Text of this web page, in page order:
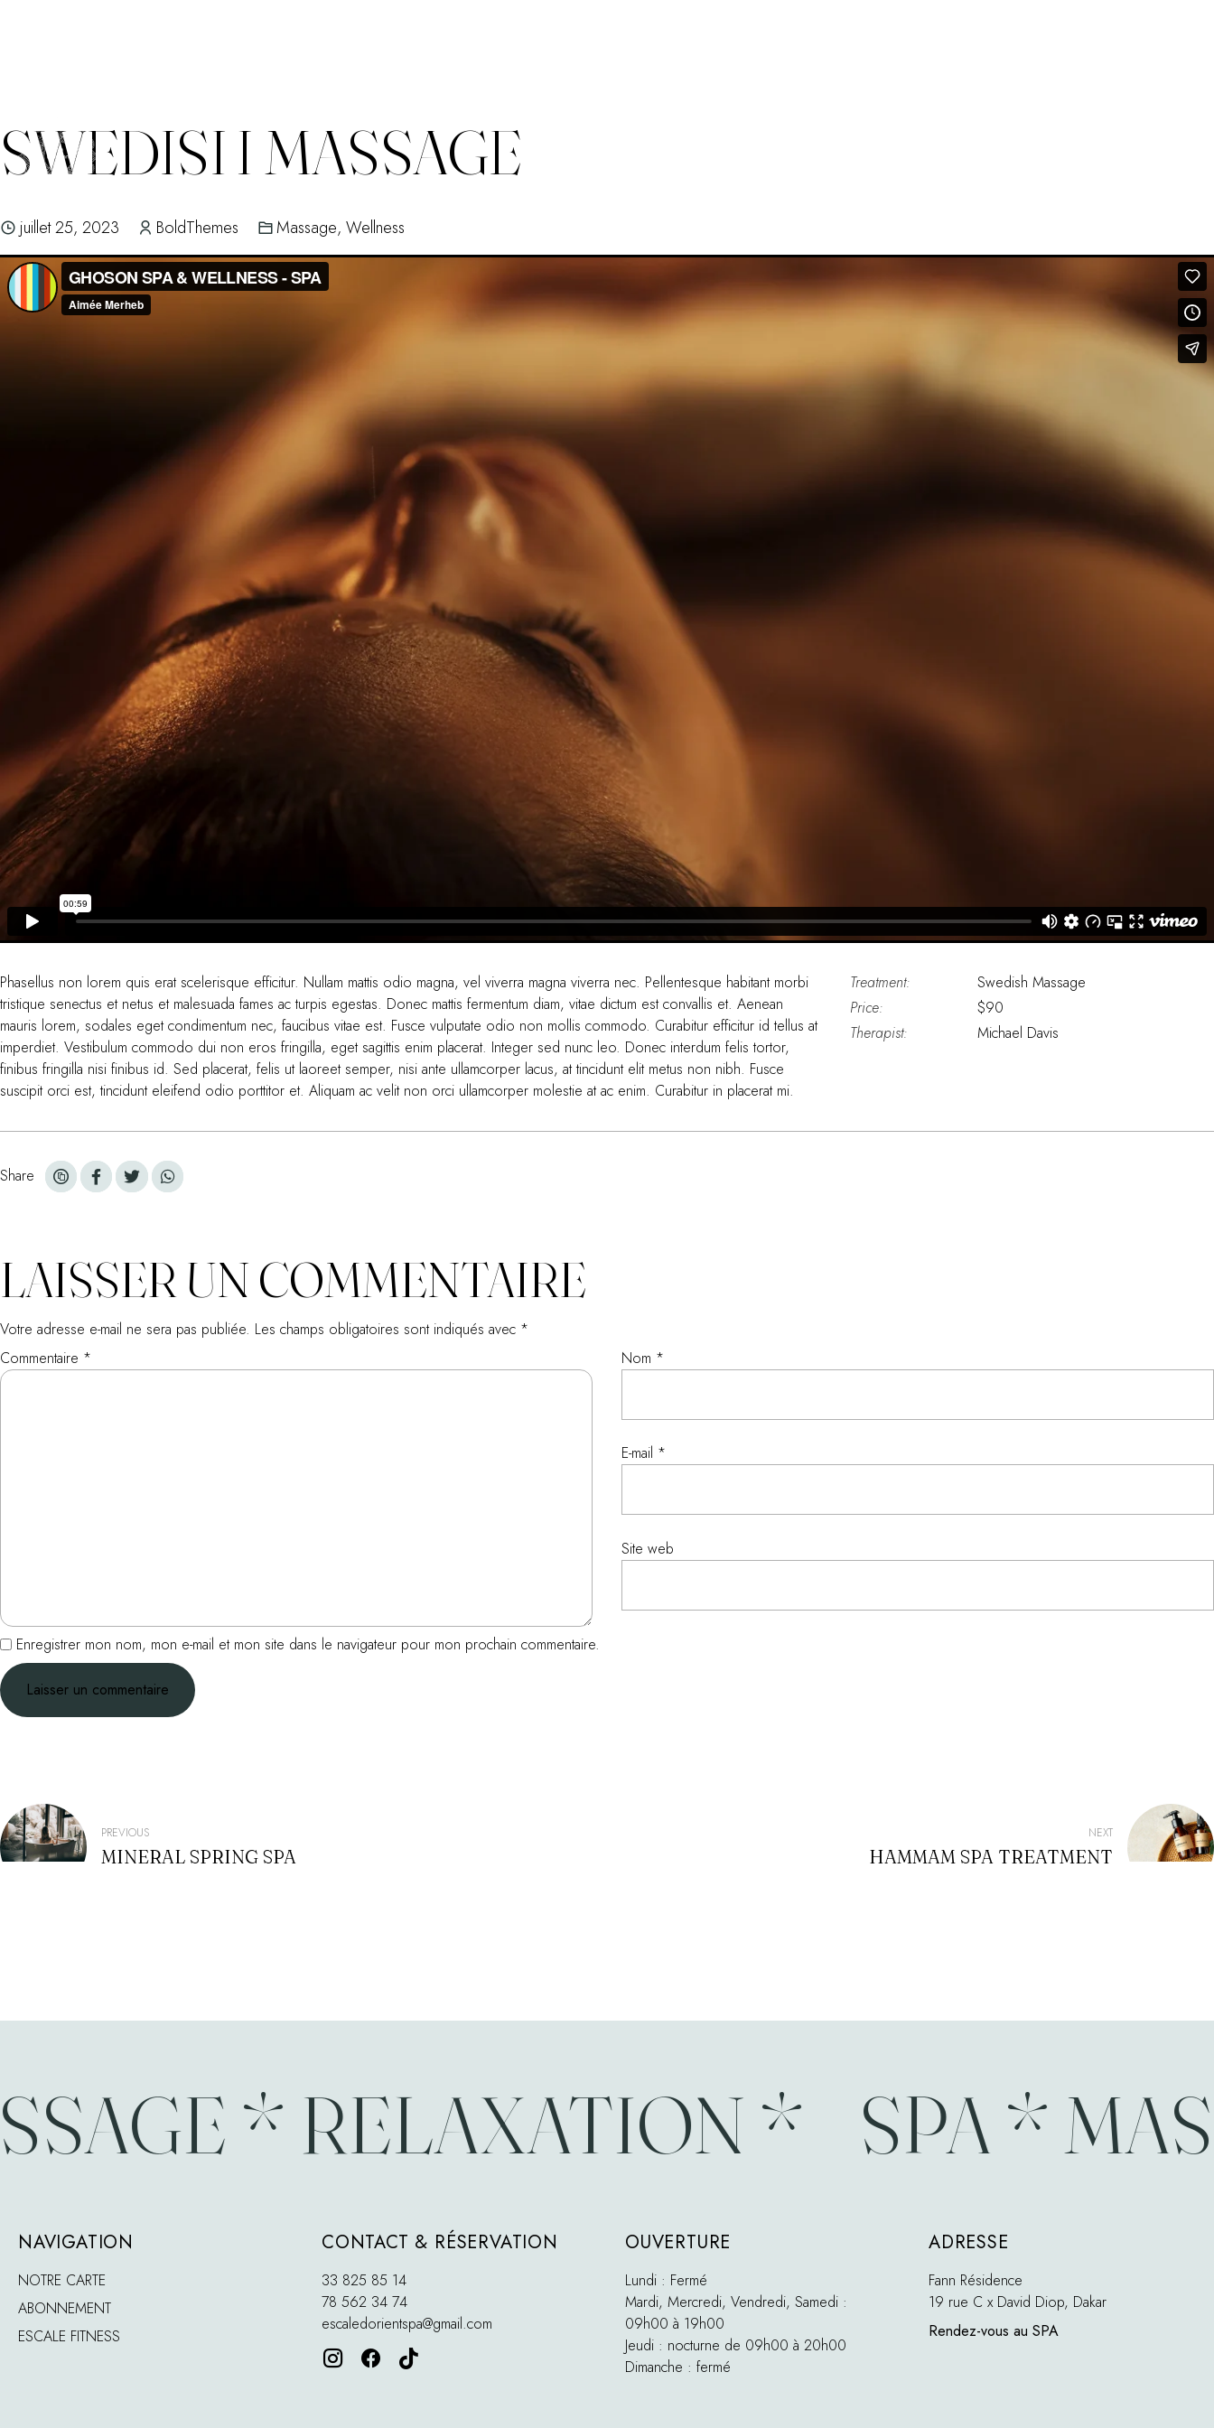
Skip
to
content
ACCUEIL
SWEDISH MASSAGE
juillet 25, 2023 BoldThemes Massage, Wellness
Treatment:
Swedish Massage
Price:
$90
Therapist:
Michael Davis
Phasellus non lorem quis erat scelerisque efficitur. Nullam mattis odio magna, vel viverra magna viverra nec. Pellentesque habitant morbi
tristique senectus et netus et malesuada fames ac turpis egestas. Donec mattis fermentum diam, vitae dictum est convallis et. Aenean
mauris lorem, sodales eget condimentum nec, faucibus vitae est. Fusce vulputate odio non mollis commodo. Curabitur efficitur id tellus at
imperdiet. Vestibulum commodo dui non eros fringilla, eget sagittis enim placerat. Integer sed nunc leo. Donec interdum felis tortor,
finibus fringilla nisi finibus id. Sed placerat, felis ut laoreet semper, nisi ante ullamcorper lacus, at tincidunt elit metus non nibh. Fusce
suscipit orci est, tincidunt eleifend odio porttitor et. Aliquam ac velit non orci ullamcorper molestie at ac enim. Curabitur in placerat mi.
Share
LAISSER UN COMMENTAIRE
Votre adresse e-mail ne sera pas publiée. Les champs obligatoires sont indiqués avec *
Commentaire * Nom *
E-mail *
Site web
Enregistrer mon nom, mon e-mail et mon site dans le navigateur pour mon prochain commentaire.
NAVIGATION
DE
PREVIOUS
MINERAL SPRING SPA
NEXT
HAMMAM SPA TREATMENT
* RELAXATION * SPA *
NAVIGATION
NOTRE CARTE
ABONNEMENT
ESCALE FITNESS
CONTACT & RÉSERVATION
33 825 85 14
78 562 34 74
escaledorientspa@gmail.com
OUVERTURE
Lundi : Fermé
Mardi, Mercredi, Vendredi, Samedi :
09h00 à 19h00
Jeudi : nocturne de 09h00 à 20h00
Dimanche : fermé
ADRESSE
Fann Résidence
19 rue C x David Diop, Dakar
Rendez-vous au SPA